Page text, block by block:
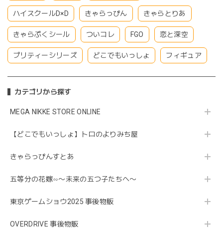
ハイスクールD×D きゃらっぴん きゃらとりあ
きゃらぷくシール ついコレ FGO 恋と深空
プリティーシリーズ どこでもいっしょ フィギュア
カテゴリから探す
MEGA NIKKE STORE ONLINE
【どこでもいっしょ】トロのよりみち屋
きゃらっぴんすとあ
五等分の花嫁∽〜未来の五つ子たちへ〜
東京ゲームショウ2025 事後物販
OVERDRIVE 事後物販